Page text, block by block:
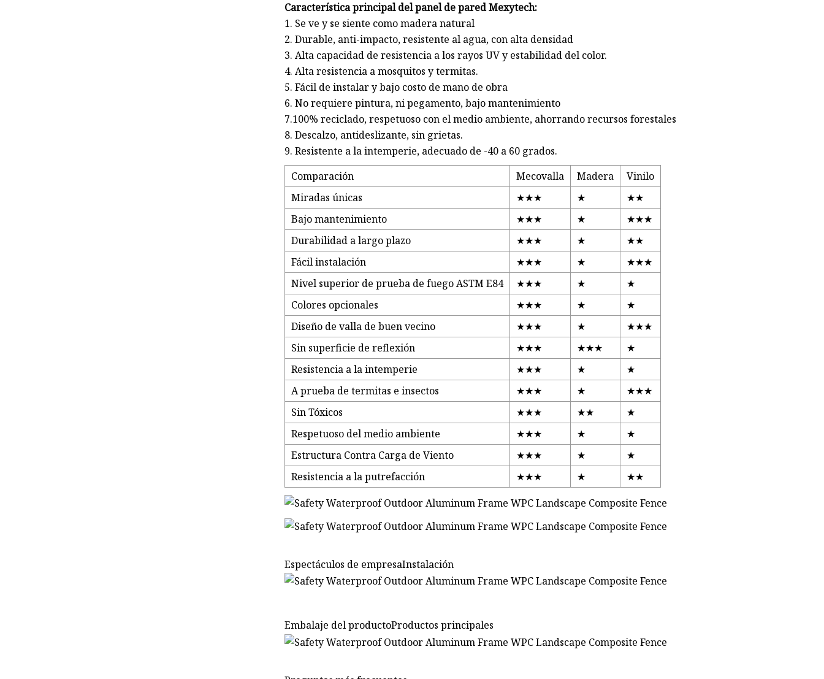
Característica principal del panel de pared Mexytech:
1. Se ve y se siente como madera natural
2. Durable, anti-impacto, resistente al agua, con alta densidad
3. Alta capacidad de resistencia a los rayos UV y estabilidad del color.
4. Alta resistencia a mosquitos y termitas.
5. Fácil de instalar y bajo costo de mano de obra
6. No requiere pintura, ni pegamento, bajo mantenimiento
7.100% reciclado, respetuoso con el medio ambiente, ahorrando recursos forestales
8. Descalzo, antideslizante, sin grietas.
9. Resistente a la intemperie, adecuado de -40 a 60 grados.
Comparación
Mecovalla Madera
Vinilo
Miradas únicas
★★★ ★
★★
Bajo mantenimiento
★★★ ★
★★★
Durabilidad a largo plazo
★★★ ★
★★
Fácil instalación
★★★ ★
★★★
Nivel superior de prueba de fuego ASTM E84
★★★ ★
★
Colores opcionales
★★★ ★
★
Diseño de valla de buen vecino
★★★ ★
★★★
Sin superficie de reflexión
★★★ ★★★
★
Resistencia a la intemperie
★★★ ★
★
A prueba de termitas e insectos
★★★ ★
★★★
Sin Tóxicos
★★★ ★★
★
Respetuoso del medio ambiente
★★★ ★
★
Estructura Contra Carga de Viento
★★★ ★
★
Resistencia a la putrefacción
★★★ ★ ★★
Espectáculos de empresaInstalación
Embalaje del productoProductos principales